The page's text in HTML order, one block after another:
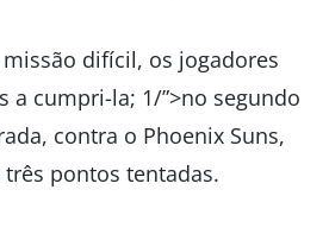
difícil, os jogadores
a cumpri-la; 1/”>no segundo
contra o Phoenix Suns,
pontos tentadas.